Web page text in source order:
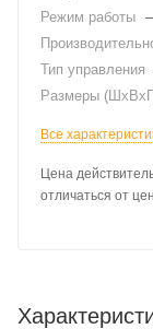
Режим работы
Тип управления
Размеры
Все
Цена
отличаться от